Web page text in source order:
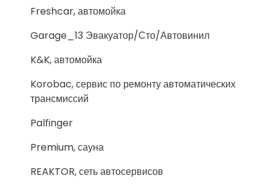
Freshcar, автомойка
Garage_13 Эвакуатор/Сто/Автовинил
K&K, автомойка
Korobac, сервис по ремонту автоматических
трансмиссий
Palfinger
Premium, сауна
REAKTOR, сеть автосервисов